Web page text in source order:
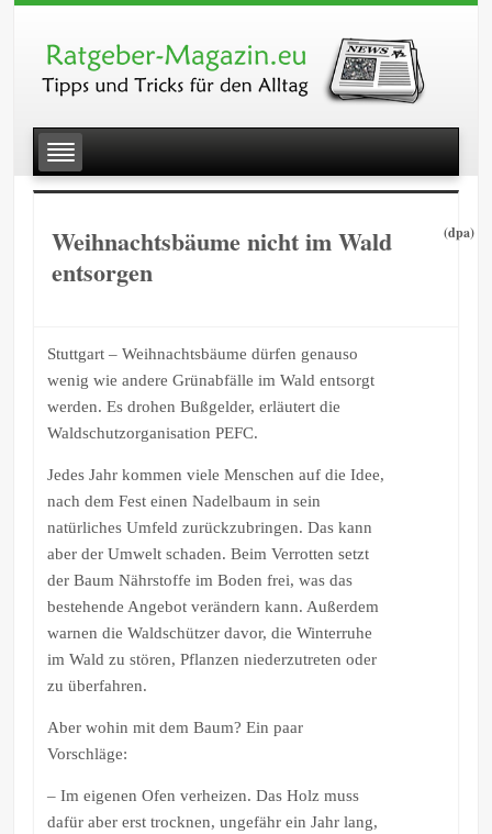
Weihnachtsbäume nicht im Wald
entsorgen
(dpa)
Stuttgart – Weihnachtsbäume dürfen genauso
wenig wie andere Grünabfälle im Wald entsorgt
werden. Es drohen Bußgelder, erläutert die
Waldschutzorganisation PEFC.
Jedes Jahr kommen viele Menschen auf die Idee,
nach dem Fest einen Nadelbaum in sein
natürliches Umfeld zurückzubringen. Das kann
aber der Umwelt schaden. Beim Verrotten setzt
der Baum Nährstoffe im Boden frei, was das
bestehende Angebot verändern kann. Außerdem
warnen die Waldschützer davor, die Winterruhe
im Wald zu stören, Pflanzen niederzutreten oder
zu überfahren.
Aber wohin mit dem Baum? Ein paar
Vorschläge:
– Im eigenen Ofen verheizen. Das Holz muss
dafür aber erst trocknen, ungefähr ein Jahr lang,